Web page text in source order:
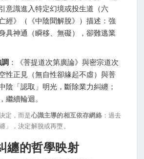
意識進入特定幻境或投生道（六
經》（《中陰聞解脫》）描述：強
具神通（瞬移、無礙），卻難逃業
：《菩提道次第廣論》與密宗道次
性正見（無自性卻緣起不虛）與菩
陰「認取」明光，斷除業力糾纏；
繼續輪迴。
定，而是心識主導的相互依存網絡：過去
」，決定解脫或再墮。
纏的哲學映射